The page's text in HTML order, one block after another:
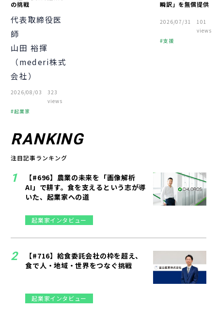
の挑戦
代表取締役医
師
山田 裕揮
（mederi株式
会社）
2026/08/03
323
views
起業家
経営者
瞬訳」を無償提供
2026/07/31
101
views
支援
RANKING
注目記事ランキング
【#696】農業の未来を「画像解析
AI」で耕す。食を支えるという志が導
いた、起業家への道
起業家インタビュー
【#716】給食委託会社の枠を超え、
食で人・地域・世界をつなぐ挑戦
起業家インタビュー